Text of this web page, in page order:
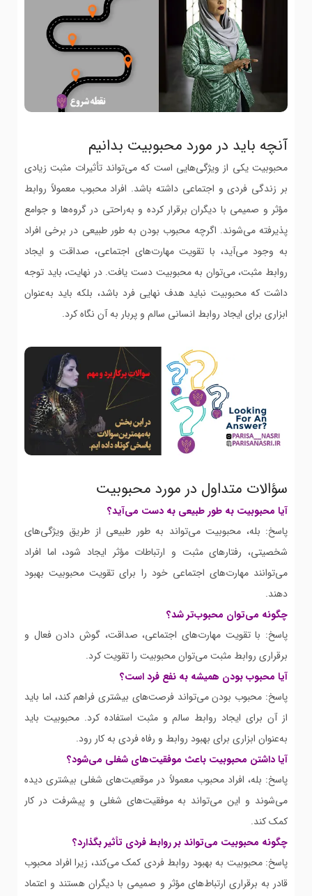
آنچه باید در مورد محبوبیت بدانیم
محبوبیت یکی از ویژگی‌هایی است که می‌تواند تأثیرات مثبت زیادی
بر زندگی فردی و اجتماعی داشته باشد. افراد محبوب معمولاً روابط
مؤثر و صمیمی با دیگران برقرار کرده و به‌راحتی در گروه‌ها و جوامع
پذیرفته می‌شوند. اگرچه محبوب بودن به طور طبیعی در برخی افراد
به وجود می‌آید، با تقویت مهارت‌های اجتماعی، صداقت و ایجاد
روابط مثبت، می‌توان به محبوبیت دست یافت. در نهایت، باید توجه
داشت که محبوبیت نباید هدف نهایی فرد باشد، بلکه باید به‌عنوان
ابزاری برای ایجاد روابط انسانی سالم و پربار به آن نگاه کرد.
سؤالات متداول در مورد محبوبیت
آیا محبوبیت به طور طبیعی به دست می‌آید؟
پاسخ: بله، محبوبیت می‌تواند به طور طبیعی از طریق ویژگی‌های
شخصیتی، رفتارهای مثبت و ارتباطات مؤثر ایجاد شود، اما افراد
می‌توانند مهارت‌های اجتماعی خود را برای تقویت محبوبیت بهبود
دهند.
چگونه می‌توان محبوب‌تر شد؟
پاسخ: با تقویت مهارت‌های اجتماعی، صداقت، گوش دادن فعال و
برقراری روابط مثبت می‌توان محبوبیت را تقویت کرد.
آیا محبوب بودن همیشه به نفع فرد است؟
پاسخ: محبوب بودن می‌تواند فرصت‌های بیشتری فراهم کند، اما باید
از آن برای ایجاد روابط سالم و مثبت استفاده کرد. محبوبیت باید
به‌عنوان ابزاری برای بهبود روابط و رفاه فردی به کار رود.
آیا داشتن محبوبیت باعث موفقیت‌های شغلی می‌شود؟
پاسخ: بله، افراد محبوب معمولاً در موقعیت‌های شغلی بیشتری دیده
می‌شوند و این می‌تواند به موفقیت‌های شغلی و پیشرفت در کار
کمک کند.
چگونه محبوبیت می‌تواند بر روابط فردی تأثیر بگذارد؟
پاسخ: محبوبیت به بهبود روابط فردی کمک می‌کند، زیرا افراد محبوب
قادر به برقراری ارتباط‌های مؤثر و صمیمی با دیگران هستند و اعتماد